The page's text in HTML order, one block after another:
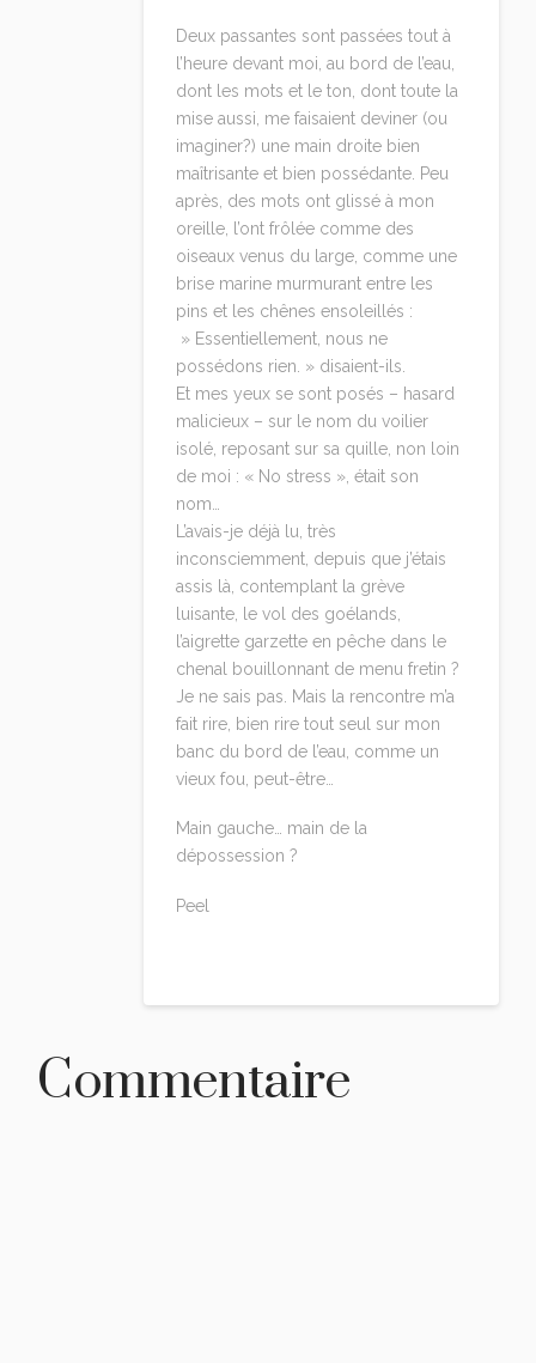
Deux passantes sont passées tout à
l’heure devant moi, au bord de l’eau,
dont les mots et le ton, dont toute la
mise aussi, me faisaient deviner (ou
imaginer?) une main droite bien
maîtrisante et bien possédante. Peu
après, des mots ont glissé à mon
oreille, l’ont frôlée comme des
oiseaux venus du large, comme une
brise marine murmurant entre les
pins et les chênes ensoleillés :
» Essentiellement, nous ne
possédons rien. » disaient-ils.
Et mes yeux se sont posés – hasard
malicieux – sur le nom du voilier
isolé, reposant sur sa quille, non loin
de moi : « No stress », était son
nom…
L’avais-je déjà lu, très
inconsciemment, depuis que j’étais
assis là, contemplant la grève
luisante, le vol des goélands,
l’aigrette garzette en pêche dans le
chenal bouillonnant de menu fretin ?
Je ne sais pas. Mais la rencontre m’a
fait rire, bien rire tout seul sur mon
banc du bord de l’eau, comme un
vieux fou, peut-être…
Main gauche… main de la
dépossession ?
Peel
Commentaire